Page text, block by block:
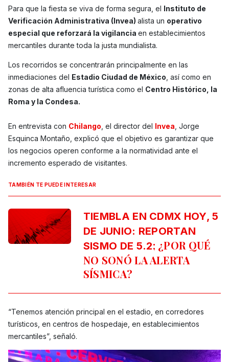
Para que la fiesta se viva de forma segura, el Instituto de
Verificación Administrativa (Invea) alista un operativo
especial que reforzará la vigilancia en establecimientos
mercantiles durante toda la justa mundialista.
Los recorridos se concentrarán principalmente en las
inmediaciones del Estadio Ciudad de México , así como en
zonas de alta afluencia turística como el Centro Histórico, la
Roma y la Condesa.
En entrevista con Chilango , el director del Invea , Jorge
Esquinca Montaño, explicó que el objetivo es garantizar que
los negocios operen conforme a la normatividad ante el
incremento esperado de visitantes.
TAMBIÉN TE PUEDE INTERESAR
TIEMBLA EN CDMX HOY, 5
DE JUNIO: REPORTAN
SISMO DE 5.2; ¿POR QUÉ
NO SONÓ LA ALERTA
SÍSMICA?
“Tenemos atención principal en el estadio, en corredores
turísticos, en centros de hospedaje, en establecimientos
mercantiles”, señaló.